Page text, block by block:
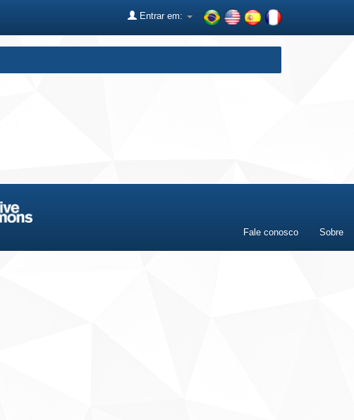
Entrar em:
Fale conosco Sobre